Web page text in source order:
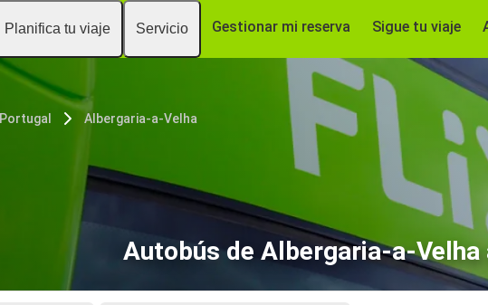
Planifica tu viaje Servicio Gestionar mi reserva Sigue tu viaje
Portugal Albergaria-a-Velha
Autobús de Albergaria-a-Velha